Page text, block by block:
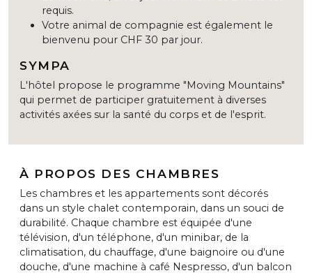
requis.
Votre animal de compagnie est également le
bienvenu pour CHF 30 par jour.
SYMPA
L'hôtel propose le programme "Moving Mountains"
qui permet de participer gratuitement à diverses
activités axées sur la santé du corps et de l'esprit.
À PROPOS DES CHAMBRES
Les chambres et les appartements sont décorés
dans un style chalet contemporain, dans un souci de
durabilité. Chaque chambre est équipée d'une
télévision, d'un téléphone, d'un minibar, de la
climatisation, du chauffage, d'une baignoire ou d'une
douche, d'une machine à café Nespresso, d'un balcon